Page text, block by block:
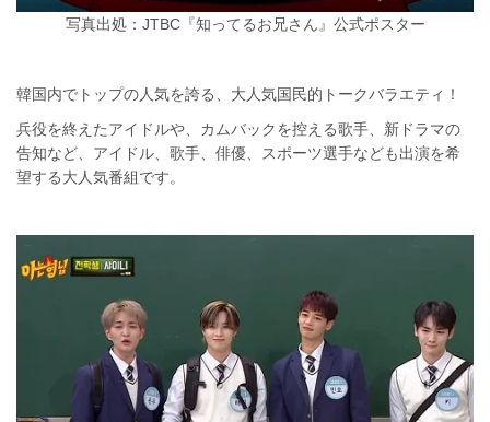
写真出処：JTBC『知ってるお兄さん』公式ポスター
韓国内でトップの人気を誇る、大人気国民的トークバラエティ！
兵役を終えたアイドルや、カムバックを控える歌手、新ドラマの
告知など、アイドル、歌手、俳優、スポーツ選手なども出演を希
望する大人気番組です。